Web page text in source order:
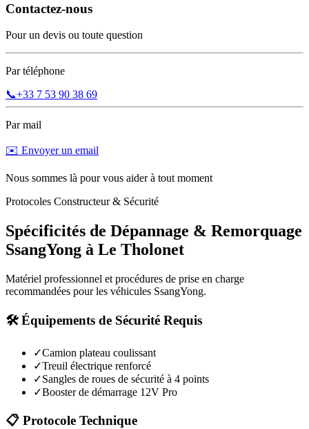
Contactez-nous
Pour un devis ou toute question
Par téléphone
📞+33 7 53 90 38 69
Par mail
✉️ Envoyer un email
Nous sommes là pour vous aider à tout moment
Protocoles Constructeur & Sécurité
Spécificités de Dépannage & Remorquage
SsangYong à Le Tholonet
Matériel professionnel et procédures de prise en charge
recommandées pour les véhicules SsangYong.
🛠️ Équipements de Sécurité Requis
✓Camion plateau coulissant
✓Treuil électrique renforcé
✓Sangles de roues de sécurité à 4 points
✓Booster de démarrage 12V Pro
📋 Protocole Technique